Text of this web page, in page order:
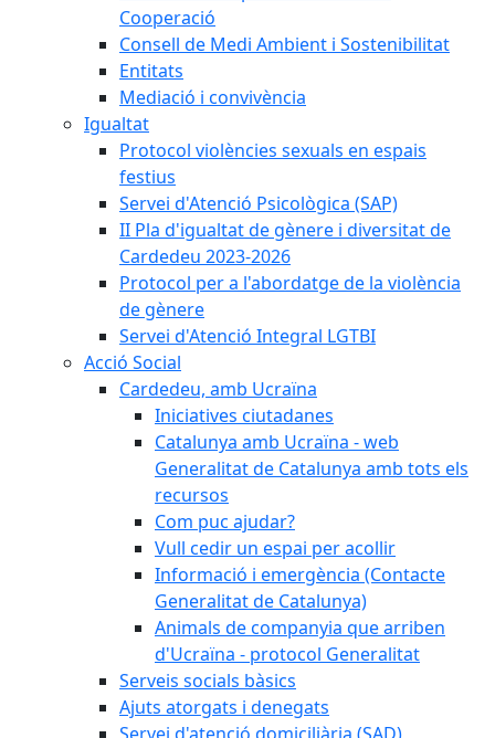
Cooperació
Consell de Medi Ambient i Sostenibilitat
Entitats
Mediació i convivència
Igualtat
Protocol violències sexuals en espais
festius
Servei d'Atenció Psicològica (SAP)
II Pla d'igualtat de gènere i diversitat de
Cardedeu 2023-2026
Protocol per a l'abordatge de la violència
de gènere
Servei d'Atenció Integral LGTBI
Acció Social
Cardedeu, amb Ucraïna
Iniciatives ciutadanes
Catalunya amb Ucraïna - web
Generalitat de Catalunya amb tots els
recursos
Com puc ajudar?
Vull cedir un espai per acollir
Informació i emergència (Contacte
Generalitat de Catalunya)
Animals de companyia que arriben
d'Ucraïna - protocol Generalitat
Serveis socials bàsics
Ajuts atorgats i denegats